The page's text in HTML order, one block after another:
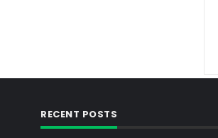
RECENT POSTS